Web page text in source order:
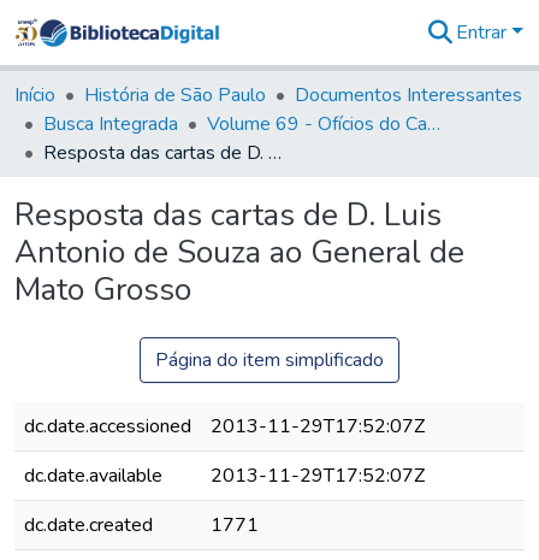
&
Coleções
Tudo na
Biblioteca
Estatísticas
Entrar
Início História de São Paulo
Documentos Interessantes
Busca Integrada
Volume 69 - Ofícios do Capitão D. Luiz Antonio de Souza Botelho Mourão aos Vice-Reis e Ministros (1771-1772)
Resposta das cartas de D. Luis Antonio de Souza ao General de Mato Grosso
Resposta das cartas de D. Luis
Antonio de Souza ao General de
Mato Grosso
Página do item simplificado
dc.date.accessioned
2013-11-29T17:52:07Z
dc.date.available
2013-11-29T17:52:07Z
dc.date.created
1771